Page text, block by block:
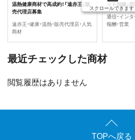
温熱健康商材で高成約！「遠赤王」販
売代理店募集
遠赤王・健康・温熱・販売代理店・人気
商材
ット回線」
通信・イン
報酬・営業
スクロールできます
最近チェックした商材
閲覧履歴はありません
TOPへ戻る